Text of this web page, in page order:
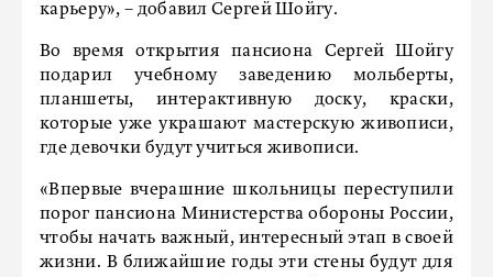
карьеру», – добавил Сергей Шойгу.
Во время открытия пансиона Сергей Шойгу
подарил учебному заведению мольберты,
планшеты, интерактивную доску, краски,
которые уже украшают мастерскую живописи,
где девочки будут учиться живописи.
«Впервые вчерашние школьницы переступили
порог пансиона Министерства обороны России,
чтобы начать важный, интересный этап в своей
жизни. В ближайшие годы эти стены будут для